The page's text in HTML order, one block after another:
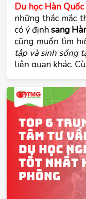
Du học Hàn
những thắc mắc
có ý định sang
cũng muốn tìm
tập và sinh sống
liên quan khác.
Quốc Tomato tìm
viết dưới đây.